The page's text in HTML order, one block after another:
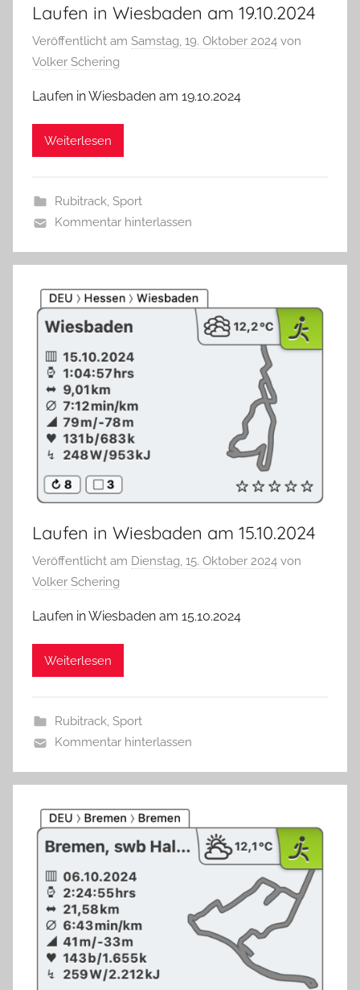
Laufen in Wiesbaden am 19.10.2024
Veröffentlicht am Samstag, 19. Oktober 2024 von
Volker Schering
Laufen in Wiesbaden am 19.10.2024
Weiterlesen
Rubitrack, Sport
Kommentar hinterlassen
Laufen in Wiesbaden am 15.10.2024
Veröffentlicht am Dienstag, 15. Oktober 2024 von
Volker Schering
Laufen in Wiesbaden am 15.10.2024
Weiterlesen
Rubitrack, Sport
Kommentar hinterlassen